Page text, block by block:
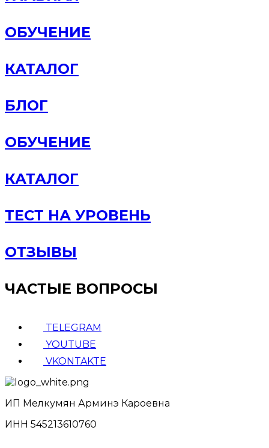
ОБУЧЕНИЕ
КАТАЛОГ
БЛОГ
ОБУЧЕНИЕ
КАТАЛОГ
ТЕСТ НА УРОВЕНЬ
ОТЗЫВЫ
ЧАСТЫЕ ВОПРОСЫ
TELEGRAM
YOUTUBE
VKONTAKTE
ИП Мелкумян Арминэ Кароевна
ИНН 545213610760